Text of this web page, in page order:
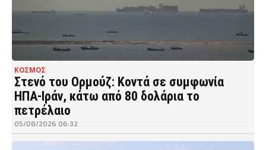
ΚΟΣΜΟΣ
Στενό του Ορμούζ: Κοντά σε συμφωνία
ΗΠΑ-Ιράν, κάτω από 80 δολάρια το
πετρέλαιο
05/08/2026 06:32